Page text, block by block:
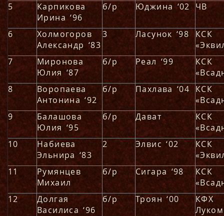
5
Карпикова
Ирина ‘96
б/р Юджина ‘02 ЧВ
6
Холмогоров
Александр ‘83
3 Ласунок ‘98
КСК
7
Миронова
Юлия ‘87
б/р Реал ‘99
КСК
8
Воропаева
Антонина ‘92
б/р Пахлава ‘04
КСК
9
Балашова
Юлия ‘95
б/р Дават
КСК
10
Набиева
Эльнира ‘83
2 Элвис ‘02
КСК
11
Румянцев
Михаил
б/р Сигара ‘98
КСК
12
Долгая
Василиса ‘96
б/р Троян ‘00
КФХ